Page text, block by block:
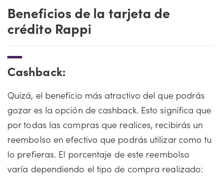
Beneficios de la tarjeta de
crédito Rappi
Cashback:
Quizá, el beneficio más atractivo del que podrás
gozar es la opción de cashback. Esto significa que
por todas las compras que realices, recibirás un
reembolso en efectivo que podrás utilizar como tu
lo prefieras. El porcentaje de este reembolso
varía dependiendo el tipo de compra realizado: